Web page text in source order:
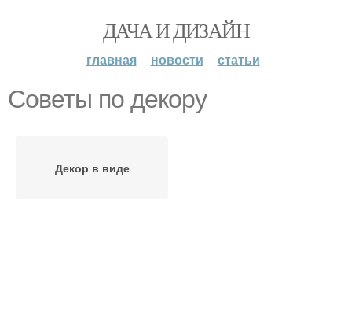
ДАЧА И ДИЗАЙН
главная новости статьи
Советы по декору
Декор в виде